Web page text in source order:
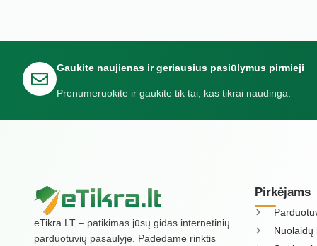
Gaukite naujienas ir geriausius pasiūlymus pirmieji
Prenumeruokite ir gaukite tik tai, kas tikrai naudinga.
eTikra.LT – patikimas jūsų gidas internetinių
parduotuvių pasaulyje. Padedame rinktis
Pirkėjams
Nuolaidų